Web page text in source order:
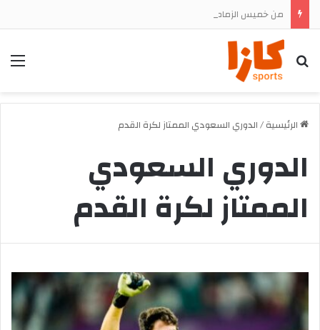
بحث
الرئيسية/الدوري السعودي الممتاز لكرة القدم
الدوري السعودي
الممتاز لكرة القدم